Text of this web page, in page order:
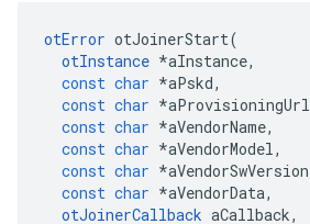
otError otJoinerStart(
otInstance *aInstance,
const char *aPskd,
const char *aProvisioningUrl
const char *aVendorName,
const char *aVendorModel,
const char *aVendorSwVersion
const char *aVendorData,
otJoinerCallback aCallback,